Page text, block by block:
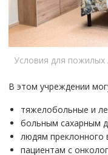
Условия для пожилых
В этом учреждении
тяжелобольные и
больным сахарным
людям преклонного
пациентам с